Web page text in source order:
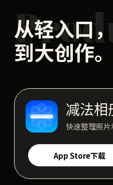
从轻入口
到大创作
减法相
快速整理照
App Store下载